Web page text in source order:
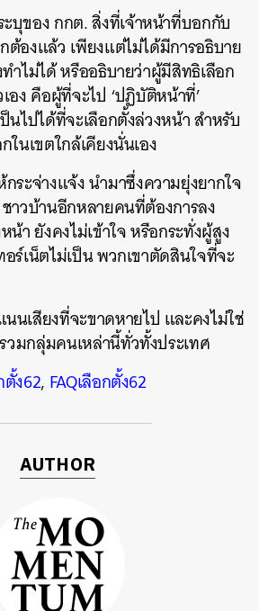
บุของ กกต. สิ่งที่เจ้าหน้าที่บอกกับ
องแล้ว เพียงแต่ไม่ได้มีการอธิบาย
ทำไม่ได้ หรืออธิบายว่าผู้มีสิทธิเลือก
อง คือผู้ที่จะไป ‘ปฏิบัติหน้าที่’
นไปได้ที่จะเลือกตั้งล่วงหน้า สำหรับ
นเขตใกล้เคียงนั่นเอง
ระจ่างแจ้ง นำมาซึ่งความยุ่งยากใจ
าวบ้านอีกหลายคนที่ต้องการลง
น้า ยังคงไม่เข้าใจ หรือกระทั่งผู้สูง
ร์เน็ตไม่เป็น พวกเขาตัดสินใจที่จะ
นเสียงที่จะขาดหายไป และคงไม่ใช่
มกลุ่มคนเหล่านี้ทั่วทั้งประเทศ
ตั้ง62, FAQเลือกตั้ง62
AUTHOR